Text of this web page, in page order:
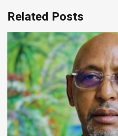
Related Posts